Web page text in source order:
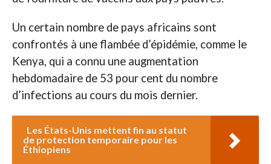
Un certain nombre de pays africains sont
confrontés à une flambée d’épidémie, comme le
Kenya, qui a connu une augmentation
hebdomadaire de 53 pour cent du nombre
d’infections au cours du mois dernier.
Les États-Unis mettent fin au statut
de protection temporaire pour les
Éthiopiens